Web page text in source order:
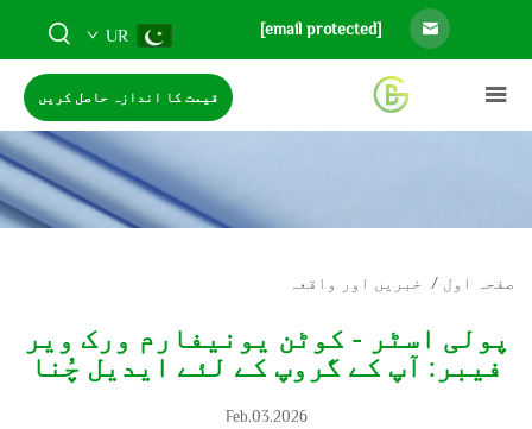
[email protected]
UR
قیمت کا اندازہ حاصل کریں
صفحہ اول / خبریں اور واقعہ
پولی اسٹر - کوٹن یونیفارم ورک ویر
فیبر: آپ کے گروپ کے لئے ایدیل چُنا
Feb.03.2026